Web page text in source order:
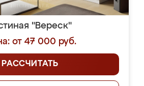
"Вереск"
от 47 000 руб.
РАССЧИТАТЬ